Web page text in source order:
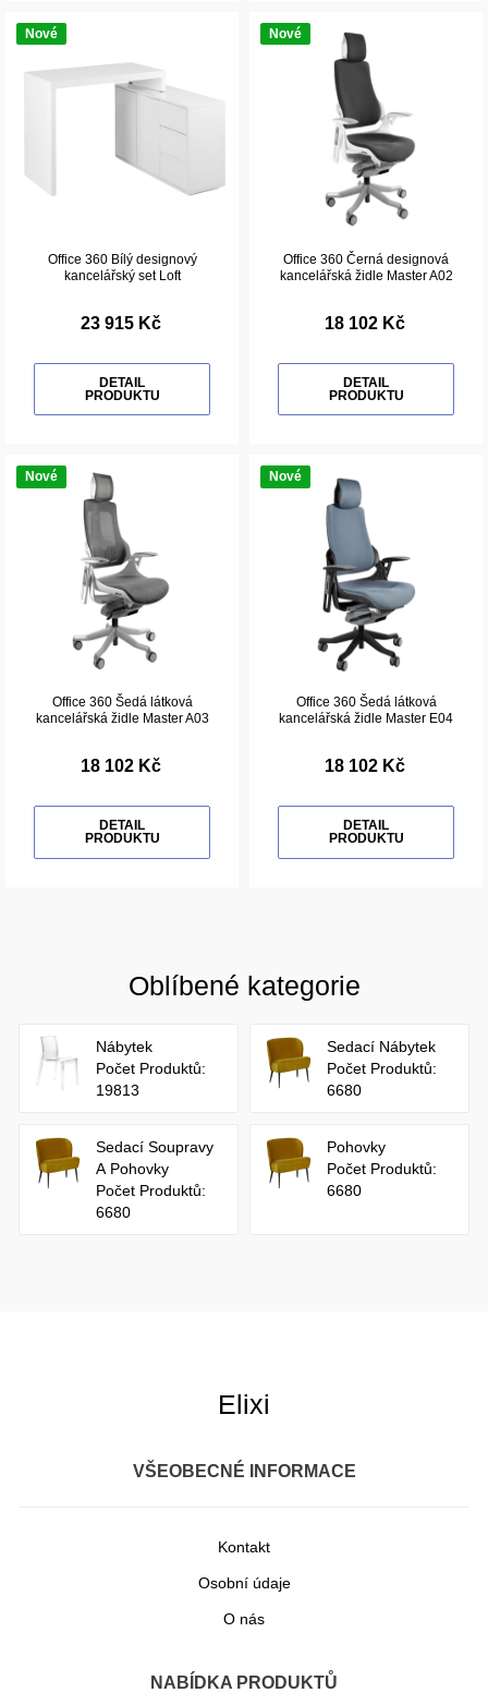
Nové
Office 360 Bílý designový
kancelářský set Loft
23 915 Kč
DETAIL
PRODUKTU
Nové
Office 360 Černá designová
kancelářská židle Master A02
18 102 Kč
DETAIL
PRODUKTU
Nové
Office 360 Šedá látková
kancelářská židle Master A03
18 102 Kč
DETAIL
PRODUKTU
Nové
Office 360 Šedá látková
kancelářská židle Master E04
18 102 Kč
DETAIL
PRODUKTU
Oblíbené kategorie
Nábytek
Počet Produktů:
19813
Sedací Nábytek
Počet Produktů:
6680
Sedací Soupravy
A Pohovky
Počet Produktů:
6680
Pohovky
Počet Produktů:
6680
Elixi
VŠEOBECNÉ INFORMACE
Kontakt
Osobní údaje
O nás
NABÍDKA PRODUKTŮ